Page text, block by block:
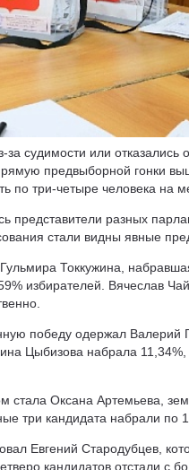
судимости или отказались
предвыборной гонки
по три-четыре человека на
представители разных
стали видны явные
Токкужина,
избирателей. Вячеслав
победу одержал Валерий
Цыбизова набрала
стала Оксана Артемьева,
три кандидата набрали по
Евгений Стародубцев,
кандидатов отстали с